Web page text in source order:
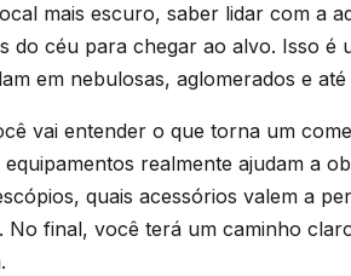
mais escuro, saber lidar com a
do céu para chegar ao alvo. Isso é
em nebulosas, aglomerados e
vai entender o que torna um
realmente ajudam a
quais acessórios valem a
No final, você terá um caminho